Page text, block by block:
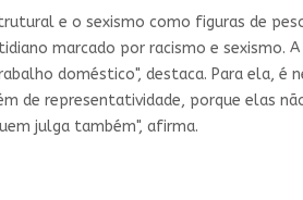
e o sexismo como figuras de
marcado por racismo e sexismo.
doméstico", destaca. Para ela, é
de representatividade, porque elas
julga também", afirma.